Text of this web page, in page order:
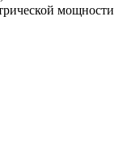
мощности